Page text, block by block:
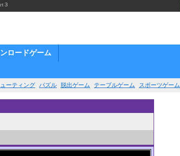
３
ロードゲーム
ーティング パズル 脱出ゲーム テーブルゲーム スポーツゲーム